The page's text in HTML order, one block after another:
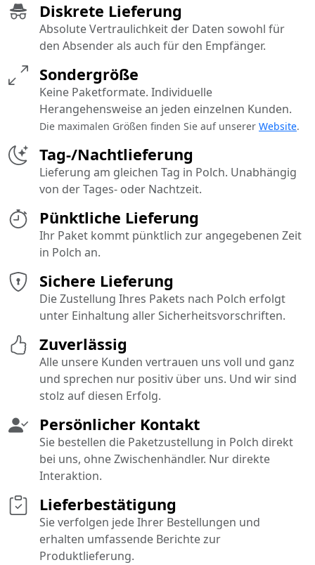
Pünktliche Lieferung
Ihr Paket kommt pünktlich zur angegebenen Zeit
in Polch an.
Sichere Lieferung
Die Zustellung Ihres Pakets nach Polch erfolgt
unter Einhaltung aller Sicherheitsvorschriften.
Diskrete Lieferung
Absolute Vertraulichkeit der Daten sowohl für
den Absender als auch für den Empfänger.
Tag-/Nachtlieferung
Lieferung am gleichen Tag in Polch. Unabhängig
von der Tages- oder Nachtzeit.
Persönlicher Kontakt
Sie bestellen die Paketzustellung in Polch direkt
bei uns, ohne Zwischenhändler. Nur direkte
Interaktion.
Sondergröße
Keine Paketformate. Individuelle
Herangehensweise an jeden einzelnen Kunden.
Die maximalen Größen finden Sie auf unserer Website.
Lieferbestätigung
Sie verfolgen jede Ihrer Bestellungen und
erhalten umfassende Berichte zur
Produktlieferung.
Zuverlässig
Alle unsere Kunden vertrauen uns voll und ganz
und sprechen nur positiv über uns. Und wir sind
stolz auf diesen Erfolg.